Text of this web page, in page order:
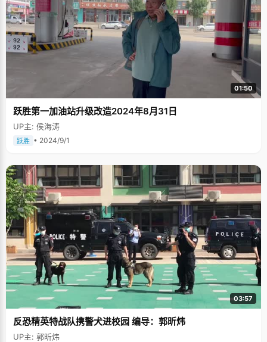
01:50
跃胜第一加油站升级改造2024年8月31日
UP主: 侯海涛
跃胜 • 2024/9/1
03:57
反恐精英特战队携警犬进校园 编导：郭昕炜
UP主: 郭昕炜